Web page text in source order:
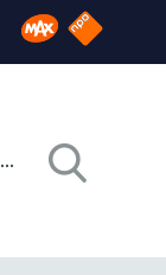
Omroep MAX
NPO
Registreren